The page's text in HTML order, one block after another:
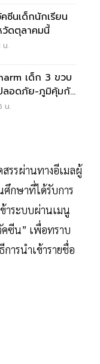
ซีนเด็กนักเรียน
ดตุลาคมนี้
น.
เด็ก 3 ขวบ
ลอดภัย-ภูมิคุ้มกัน
น.
รรผ่านทางอีเมลผู้
ศึกษาที่ได้รับการ
าระบบผ่านเมนู
คซีน” เพื่อทราบ
ารนำเข้ารายชื่อ